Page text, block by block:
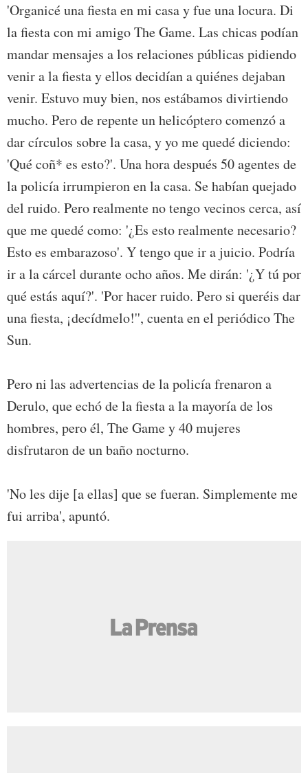
'Organicé una fiesta en mi casa y fue una locura. Di
la fiesta con mi amigo The Game. Las chicas podían
mandar mensajes a los relaciones públicas pidiendo
venir a la fiesta y ellos decidían a quiénes dejaban
venir. Estuvo muy bien, nos estábamos divirtiendo
mucho. Pero de repente un helicóptero comenzó a
dar círculos sobre la casa, y yo me quedé diciendo:
'Qué coñ* es esto?'. Una hora después 50 agentes de
la policía irrumpieron en la casa. Se habían quejado
del ruido. Pero realmente no tengo vecinos cerca, así
que me quedé como: '¿Es esto realmente necesario?
Esto es embarazoso'. Y tengo que ir a juicio. Podría
ir a la cárcel durante ocho años. Me dirán: '¿Y tú por
qué estás aquí?'. 'Por hacer ruido. Pero si queréis dar
una fiesta, ¡decídmelo!'', cuenta en el periódico The
Sun.
Pero ni las advertencias de la policía frenaron a
Derulo, que echó de la fiesta a la mayoría de los
hombres, pero él, The Game y 40 mujeres
disfrutaron de un baño nocturno.
'No les dije [a ellas] que se fueran. Simplemente me
fui arriba', apuntó.